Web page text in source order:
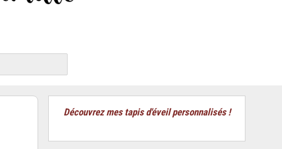
Découvrez mes tapis d'éveil personnalisés !